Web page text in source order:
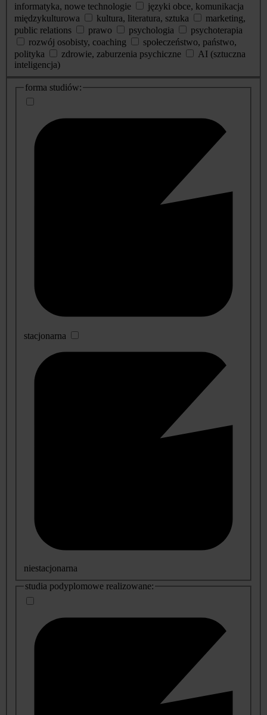
informatyka, nowe technologie
języki obce, komunikacja
międzykulturowa
kultura, literatura, sztuka
marketing,
public relations
prawo psychologia
psychoterapia
rozwój osobisty, coaching
społeczeństwo, państwo,
polityka
zdrowie, zaburzenia psychiczne
AI (sztuczna
inteligencja)
dodatkowe
informacje
forma studiów:
stacjonarna
niestacjonarna
studia podyplomowe realizowane: